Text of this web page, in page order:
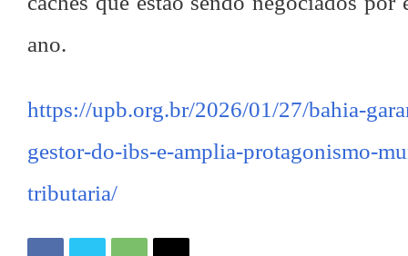
ano.
https://upb.org.br/2026/01/27/bahia-
gestor-do-ibs-e-amplia-protagonismo-
tributaria/